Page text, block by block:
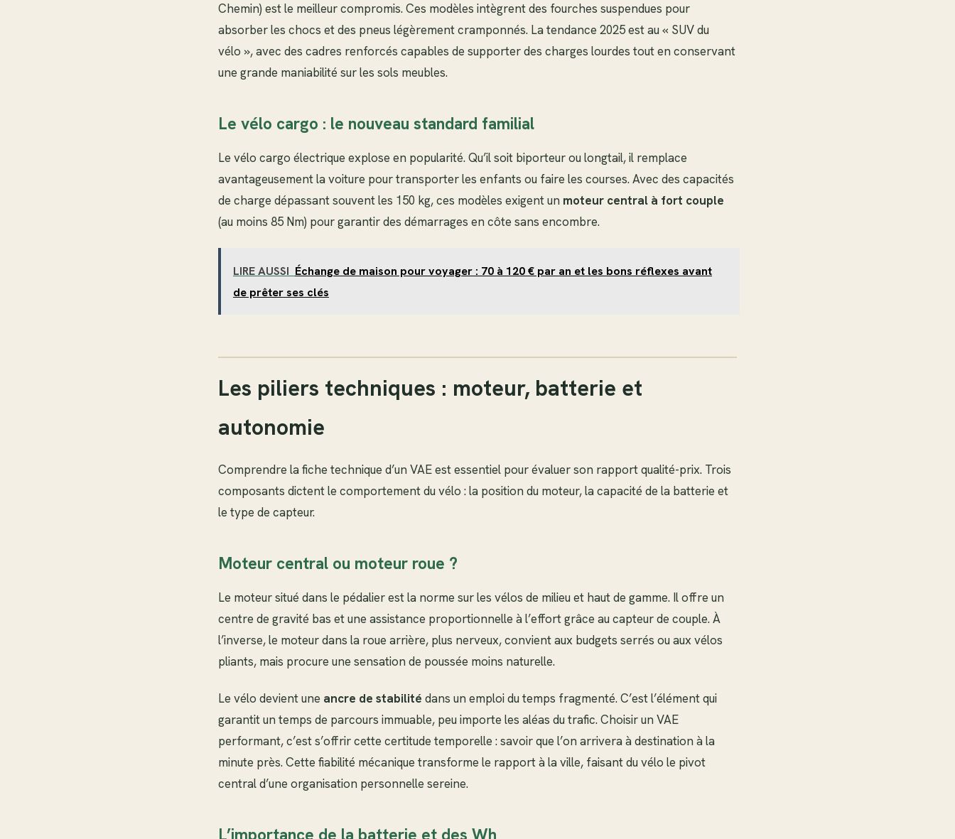
Chemin) est le meilleur compromis. Ces modèles intègrent des fourches suspendues pour
absorber les chocs et des pneus légèrement cramponnés. La tendance 2025 est au « SUV du
vélo », avec des cadres renforcés capables de supporter des charges lourdes tout en conservant
une grande maniabilité sur les sols meubles.
Le vélo cargo : le nouveau standard familial
Le vélo cargo électrique explose en popularité. Qu’il soit biporteur ou longtail, il remplace
avantageusement la voiture pour transporter les enfants ou faire les courses. Avec des capacités
de charge dépassant souvent les 150 kg, ces modèles exigent un moteur central à fort couple
(au moins 85 Nm) pour garantir des démarrages en côte sans encombre.
LIRE AUSSI Échange de maison pour voyager : 70 à 120 € par an et les bons réflexes avant
de prêter ses clés
Les piliers techniques : moteur, batterie et
autonomie
Comprendre la fiche technique d’un VAE est essentiel pour évaluer son rapport qualité-prix. Trois
composants dictent le comportement du vélo : la position du moteur, la capacité de la batterie et
le type de capteur.
Moteur central ou moteur roue ?
Le moteur situé dans le pédalier est la norme sur les vélos de milieu et haut de gamme. Il offre un
centre de gravité bas et une assistance proportionnelle à l’effort grâce au capteur de couple. À
l’inverse, le moteur dans la roue arrière, plus nerveux, convient aux budgets serrés ou aux vélos
pliants, mais procure une sensation de poussée moins naturelle.
Le vélo devient une ancre de stabilité dans un emploi du temps fragmenté. C’est l’élément qui
garantit un temps de parcours immuable, peu importe les aléas du trafic. Choisir un VAE
performant, c’est s’offrir cette certitude temporelle : savoir que l’on arrivera à destination à la
minute près. Cette fiabilité mécanique transforme le rapport à la ville, faisant du vélo le pivot
central d’une organisation personnelle sereine.
L’importance de la batterie et des Wh